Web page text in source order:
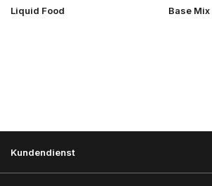
Liquid Food Base Mix
Kundendienst